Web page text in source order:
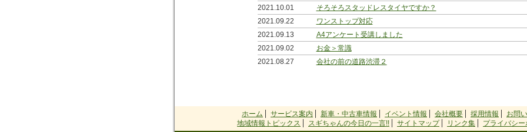
2021.10.01
そろそろスタッドレスタイヤですか？
2021.09.22
ワンストップ対応
2021.09.13
A4アンケート受講しました
2021.09.02
お金＞常識
2021.08.27
会社の前の道路渋滞２
2021.07.03
看板が変わりました
2015.10.02
「エンジンオイル交換」終了のお知らせ
ホーム サービス案内 新車・中古車情報 イベント情報 会社概要 採用情報
お問
地域情報トピックス
スギちゃんの今日の一言!! サイトマップ リンク集 プライバシ